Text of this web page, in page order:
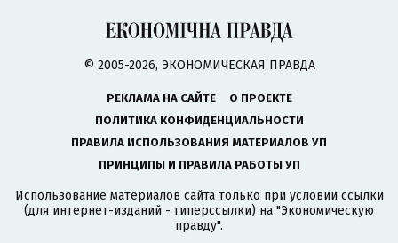
© 2005-2026, ЭКОНОМИЧЕСКАЯ ПРАВДА
РЕКЛАМА НА САЙТЕ
О ПРОЕКТЕ
ПОЛИТИКА КОНФИДЕНЦИАЛЬНОСТИ
ПРАВИЛА ИСПОЛЬЗОВАНИЯ МАТЕРИАЛОВ УП
ПРИНЦИПЫ И ПРАВИЛА РАБОТЫ УП
Использование материалов сайта только при условии ссылки
(для интернет-изданий - гиперссылки) на "Экономическую
правду".